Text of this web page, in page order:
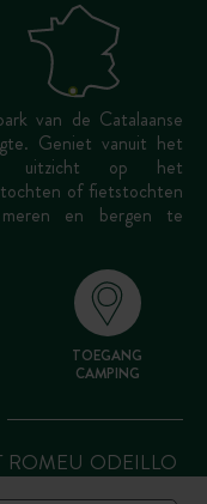
van de Catalaanse
Geniet vanuit het
uitzicht op het
of fietstochten
meren en bergen te
TOEGANG
CAMPING
ROMEU ODEILLO